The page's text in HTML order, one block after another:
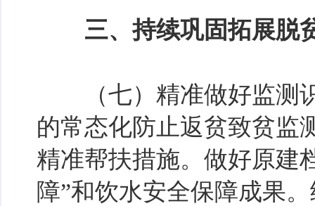
三、持续巩固拓展脱
（七）精准做好监测识
的常态化防止返贫致贫监
精准帮扶措施。做好原建
障”和饮水安全保障成果